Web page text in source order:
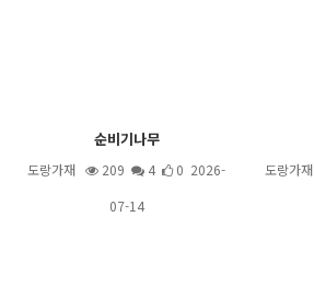
순비기나무
도랑가재 209 4
0 2026-
07-14
도랑가재